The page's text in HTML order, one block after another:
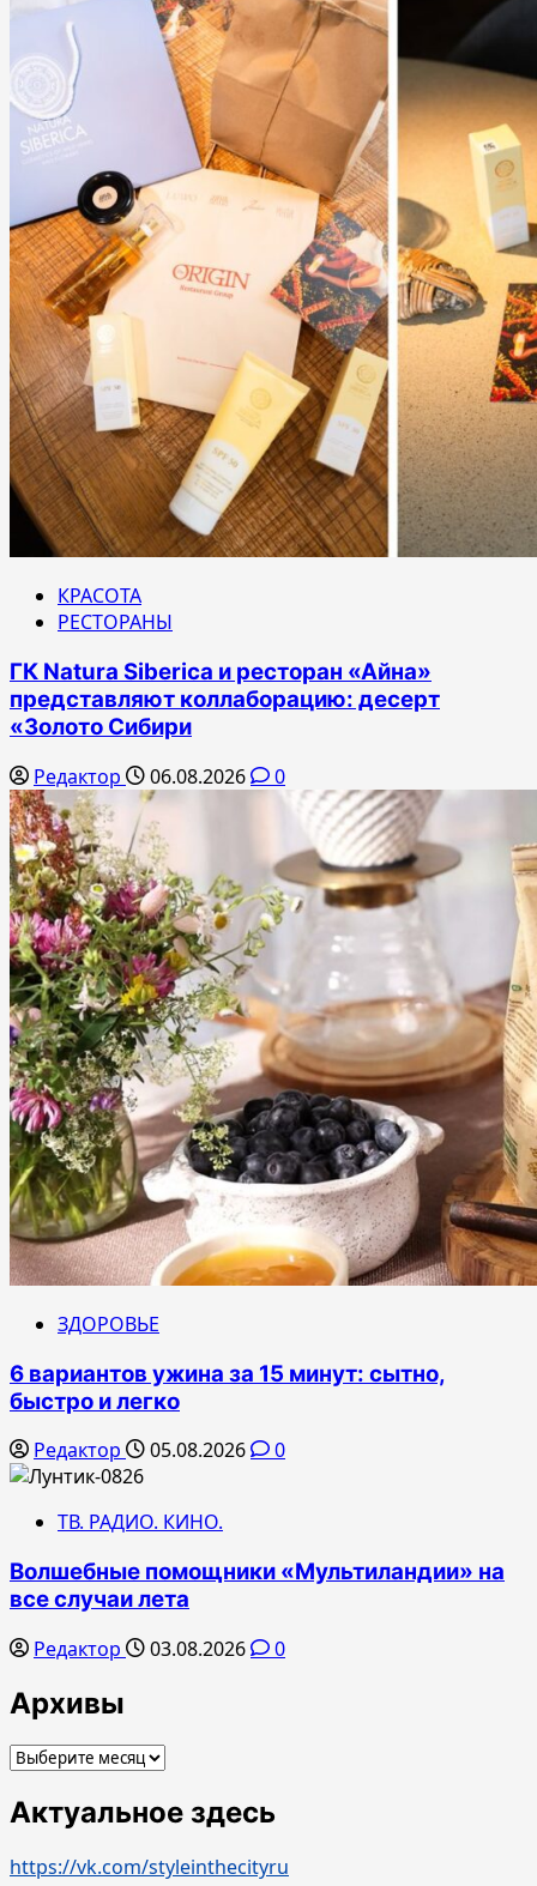
КРАСОТА
РЕСТОРАНЫ
ГК Natura Siberica и ресторан «Айна»
представляют коллаборацию: десерт
«Золото Сибири
Редактор 06.08.2026 0
ЗДОРОВЬЕ
6 вариантов ужина за 15 минут: сытно,
быстро и легко
Редактор 05.08.2026 0
ТВ. РАДИО. КИНО.
Волшебные помощники «Мультиландии» на
все случаи лета
Редактор 03.08.2026 0
Архивы
Архивы
Актуальное здесь
https://vk.com/styleinthecityru